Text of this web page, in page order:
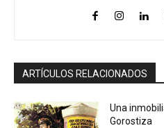
ARTÍCULOS RELACIONADOS
Una
Gorostiza